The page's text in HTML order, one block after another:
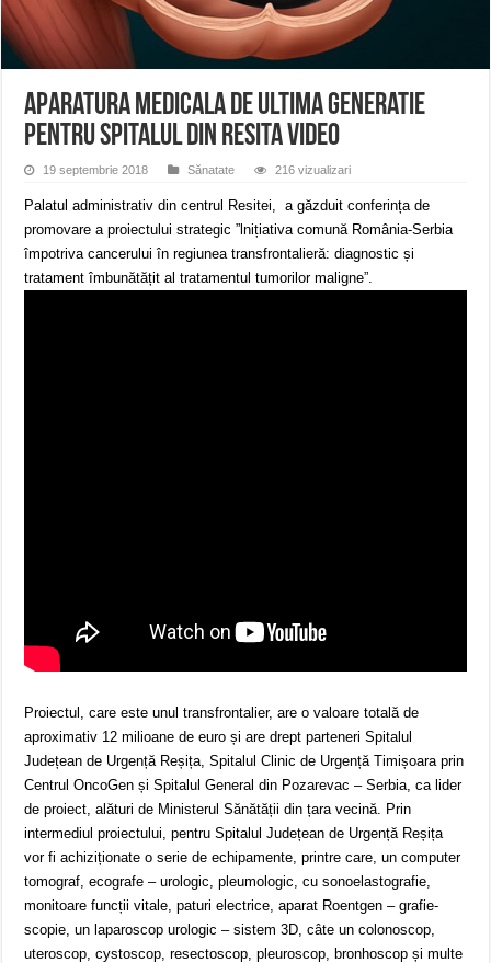
Miresme de lavandă, mentă și flori de vară și râsete de copii la Carașova VIDEO
ANUNȚ OPRIRE APĂ în Reșița – avarie – 04.08.2026 – str. Văliugului și
Aparatura medicala de ultima generatie
pentru Spitalul din Resita VIDEO
19 septembrie 2018 Sănatate 216 vizualizari
Palatul administrativ din centrul Resitei, a găzduit conferința de
promovare a proiectului strategic ”lnițiativa comună România-Serbia
împotriva cancerului în regiunea transfrontalieră: diagnostic și
tratament îmbunătățit al tratamentul tumorilor maligne”.
Proiectul, care este unul transfrontalier, are o valoare totală de
aproximativ 12 milioane de euro și are drept parteneri Spitalul
Județean de Urgență Reșița, Spitalul Clinic de Urgență Timișoara prin
Centrul OncoGen și Spitalul General din Pozarevac – Serbia, ca lider
de proiect, alături de Ministerul Sănătății din țara vecină. Prin
intermediul proiectului, pentru Spitalul Județean de Urgență Reșița
vor fi achiziționate o serie de echipamente, printre care, un computer
tomograf, ecografe – urologic, pleumologic, cu sonoelastografie,
monitoare funcții vitale, paturi electrice, aparat Roentgen – grafie-
scopie, un laparoscop urologic – sistem 3D, câte un colonoscop,
uteroscop, cystoscop, resectoscop, pleuroscop, bronhoscop și multe